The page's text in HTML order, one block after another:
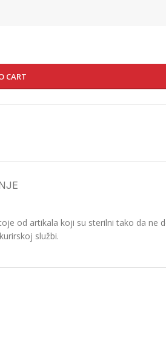
CART
od artikala koji su sterilni tako da ne
službi.